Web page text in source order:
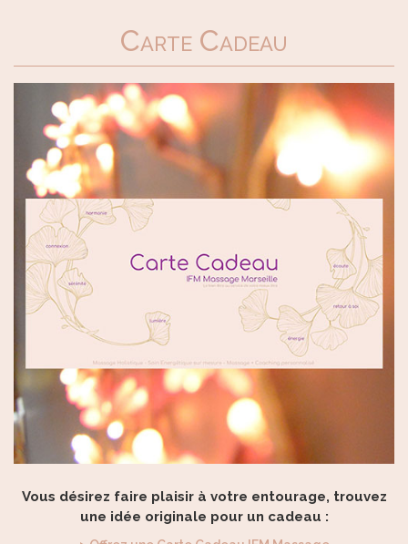
Carte Cadeau
Vous désirez faire plaisir à votre entourage, trouvez
une idée originale pour un cadeau :